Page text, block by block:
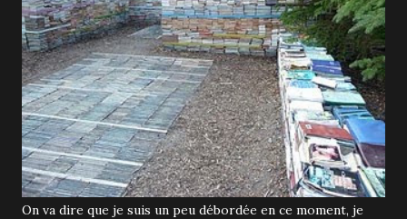
On va dire que je suis un peu débordée en ce moment, je